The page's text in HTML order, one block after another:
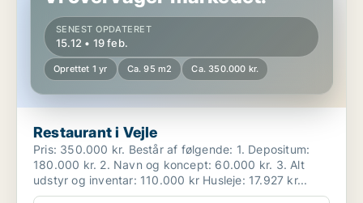
SENEST OPDATERET
15.12 • 19 feb.
Oprettet 1 yr Ca. 95 m2 Ca. 350.000 kr.
Restaurant i Vejle
Pris: 350.000 kr. Består af følgende: 1. Depositum:
180.000 kr. 2. Navn og koncept: 60.000 kr. 3. Alt
udstyr og inventar: 110.000 kr Husleje: 17.927 kr...